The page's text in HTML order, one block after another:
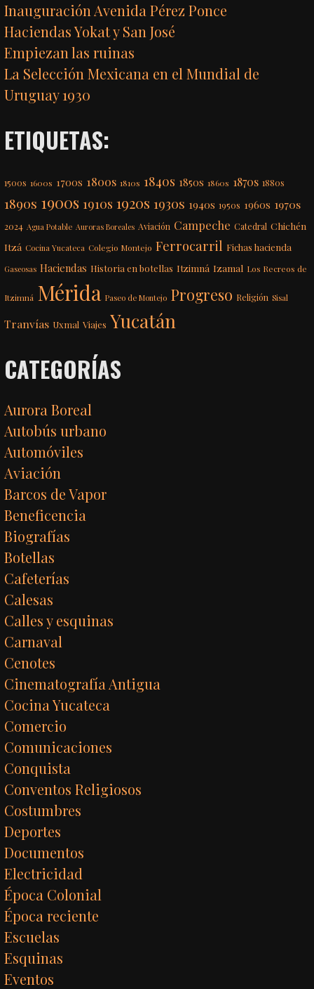
Inauguración Avenida Pérez Ponce
Haciendas Yokat y San José
Empiezan las ruinas
La Selección Mexicana en el Mundial de
Uruguay 1930
ETIQUETAS:
1500s 1600s 1700s 1800s 1810s 1840s 1850s 1860s 1870s 1880s
1890s 1900s 1910s 1920s 1930s 1940s 1950s 1960s 1970s
2024 Agua Potable Auroras Boreales Aviación Campeche Catedral Chichén
Itzá Cocina Yucateca Colegio Montejo Ferrocarril Fichas hacienda
Gaseosas Haciendas Historia en botellas Itzimná Izamal Los Recreos de
Itzimná Mérida Paseo de Montejo Progreso Religión Sisal
Tranvías Uxmal Viajes Yucatán
CATEGORÍAS
Aurora Boreal
Autobús urbano
Automóviles
Aviación
Barcos de Vapor
Beneficencia
Biografías
Botellas
Cafeterías
Calesas
Calles y esquinas
Carnaval
Cenotes
Cinematografía Antigua
Cocina Yucateca
Comercio
Comunicaciones
Conquista
Conventos Religiosos
Costumbres
Deportes
Documentos
Electricidad
Época Colonial
Época reciente
Escuelas
Esquinas
Eventos